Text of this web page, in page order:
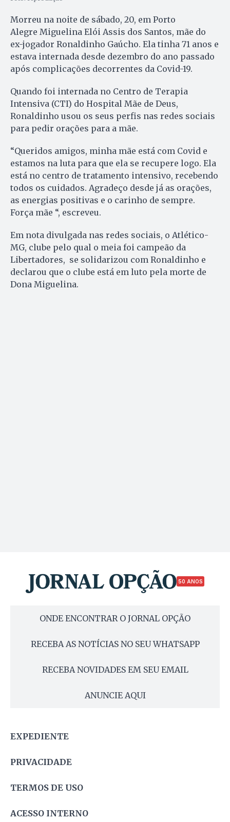
Morreu na noite de sábado, 20, em Porto
Alegre Miguelina Elói Assis dos Santos, mãe do
ex-jogador Ronaldinho Gaúcho. Ela tinha 71 anos e
estava internada desde dezembro do ano passado
após complicações decorrentes da Covid-19.
Quando foi internada no Centro de Terapia
Intensiva (CTI) do Hospital Mãe de Deus,
Ronaldinho usou os seus perfis nas redes sociais
para pedir orações para a mãe.
“Queridos amigos, minha mãe está com Covid e
estamos na luta para que ela se recupere logo. Ela
está no centro de tratamento intensivo, recebendo
todos os cuidados. Agradeço desde já as orações,
as energias positivas e o carinho de sempre.
Força mãe “, escreveu.
Em nota divulgada nas redes sociais, o Atlético-
MG, clube pelo qual o meia foi campeão da
Libertadores, se solidarizou com Ronaldinho e
declarou que o clube está em luto pela morte de
Dona Miguelina.
50 ANOS
ONDE ENCONTRAR O JORNAL OPÇÃO
RECEBA AS NOTÍCIAS NO SEU WHATSAPP
RECEBA NOVIDADES EM SEU EMAIL
ANUNCIE AQUI
EXPEDIENTE
PRIVACIDADE
TERMOS DE USO
ACESSO INTERNO